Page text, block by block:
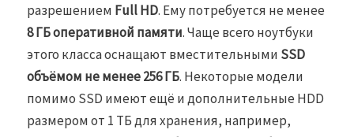
разрешением Full HD. Ему потребуется не менее
8 ГБ оперативной памяти. Чаще всего ноутбуки
этого класса оснащают вместительными SSD
объёмом не менее 256 ГБ. Некоторые модели
помимо SSD имеют ещё и дополнительные HDD
размером от 1 ТБ для хранения, например,